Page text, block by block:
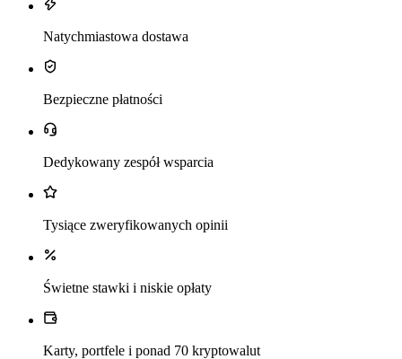
Natychmiastowa dostawa
Bezpieczne płatności
Dedykowany zespół wsparcia
Tysiące zweryfikowanych opinii
Świetne stawki i niskie opłaty
Karty, portfele i ponad 70 kryptowalut